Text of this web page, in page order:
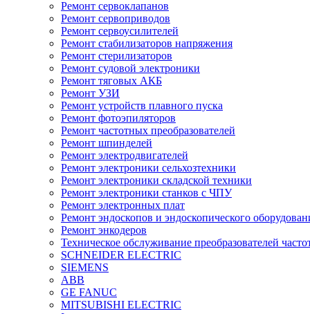
Ремонт сервоклапанов
Ремонт сервоприводов
Ремонт сервоусилителей
Ремонт стабилизаторов напряжения
Ремонт стерилизаторов
Ремонт судовой электроники
Ремонт тяговых АКБ
Ремонт УЗИ
Ремонт устройств плавного пуска
Ремонт фотоэпиляторов
Ремонт частотных преобразователей
Ремонт шпинделей
Ремонт электродвигателей
Ремонт электроники сельхозтехники
Ремонт электроники складской техники
Ремонт электроники станков с ЧПУ
Ремонт электронных плат
Ремонт эндоскопов и эндоскопического
Ремонт энкодеров
Техническое обслуживание преобразователей
SCHNEIDER ELECTRIC
SIEMENS
ABB
GE FANUC
MITSUBISHI ELECTRIC